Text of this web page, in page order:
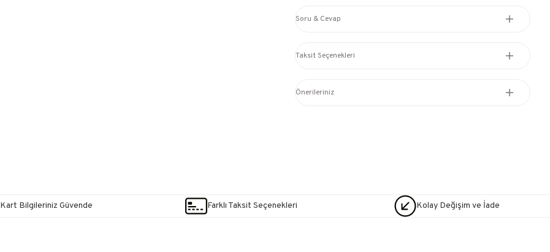
Soru & Cevap
Taksit Seçenekleri
Önerileriniz
Kart Bilgileriniz Güvende Farklı Taksit Seçenekleri Kolay Değişim ve İade